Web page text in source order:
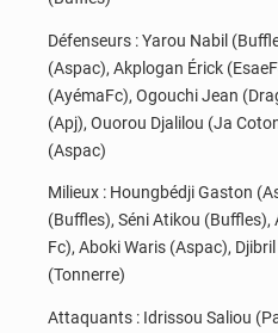
Défenseurs : Yarou Nabil
(Aspac), Akplogan Érick
(AyémaFc), Ogouchi Jean
(Apj), Ouorou Djalilou (Ja
(Aspac)
Milieux : Houngbédji Gaston
(Buffles), Séni Atikou
Fc), Aboki Waris (Aspac),
(Tonnerre)
Attaquants : Idrissou Saliou